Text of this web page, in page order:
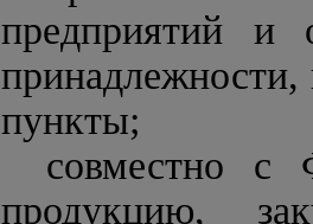
предприятий и
принадлежности,
пункты;
совместно с
продукцию,